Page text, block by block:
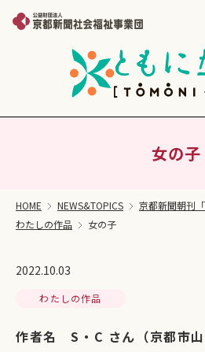
女の子
HOME NEWS&TOPICS
京都新聞朝刊
わたしの作品
女の子
2022.10.03
わたしの作品
作者名 S・C さん（京都市山